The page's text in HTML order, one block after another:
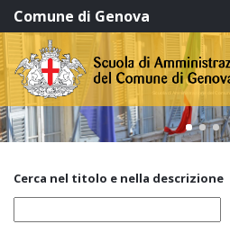
Comune di Genova
Cerca nel titolo e nella descrizione